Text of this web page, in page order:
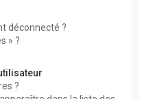
déconnecté ?
» ?
?